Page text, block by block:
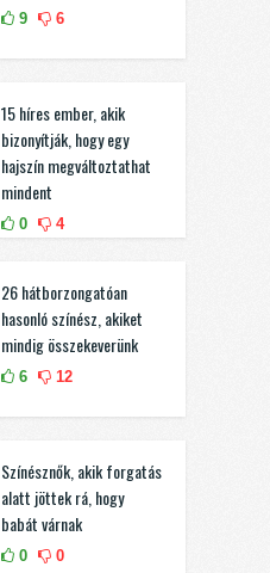
9 6
15 híres ember, akik
bizonyítják, hogy egy
hajszín megváltoztathat
mindent
0 4
26 hátborzongatóan
hasonló színész, akiket
mindig összekeverünk
6 12
Színésznők, akik forgatás
alatt jöttek rá, hogy
babát várnak
0 0